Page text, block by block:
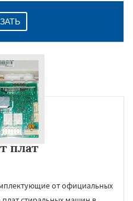
плат
от официальных